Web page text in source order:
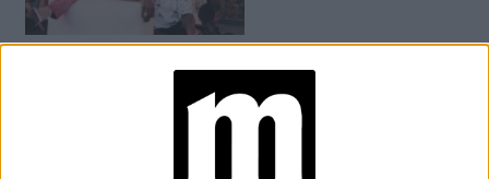
Kim Kardashian llevó una